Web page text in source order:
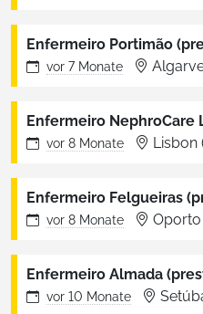
Enfermeiro Portimão
vor 7 Monate
vor 8 Monate Lisbon
Enfermeiro Felgueiras
vor 8 Monate
Enfermeiro Almada
vor 10 Monate